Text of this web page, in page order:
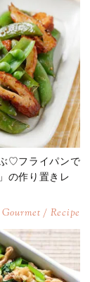
♡フライパンで
の作り置きレ
Gourmet / Recipe